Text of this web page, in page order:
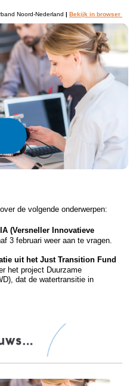
Noord-Nederland | Bekijk in browser
de volgende onderwerpen:
(Versneller Innovatieve
3 februari weer aan te vragen.
uit het Just Transition Fund
het project Duurzame
dat de watertransitie in